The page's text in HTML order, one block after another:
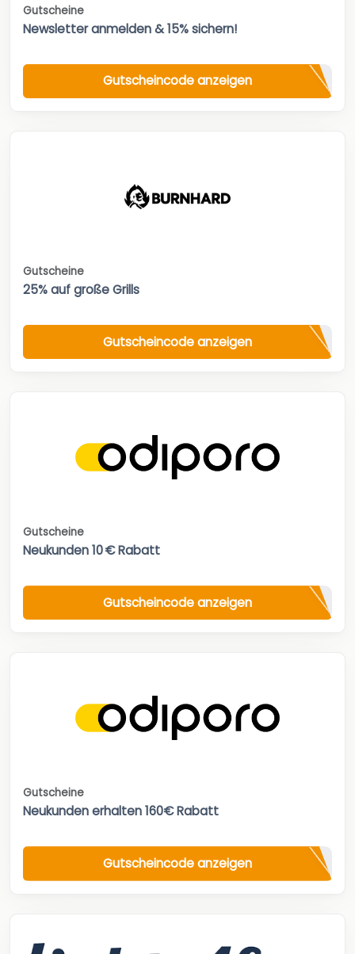
Gutscheine
Newsletter anmelden & 15% sichern!
Gutscheincode anzeigen
Gutscheine
25% auf große Grills
Gutscheincode anzeigen
Gutscheine
Neukunden 10 € Rabatt
Gutscheincode anzeigen
Gutscheine
Neukunden erhalten 160€ Rabatt
Gutscheincode anzeigen